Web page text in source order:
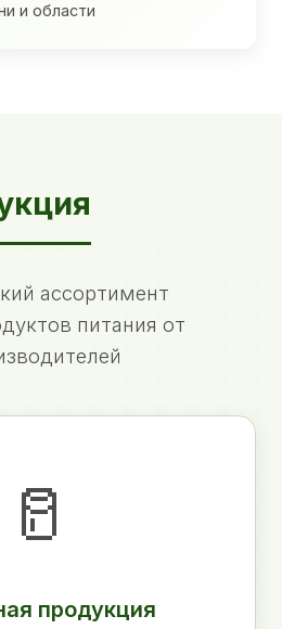
и области
ассортимент
питания от
🥛
продукция